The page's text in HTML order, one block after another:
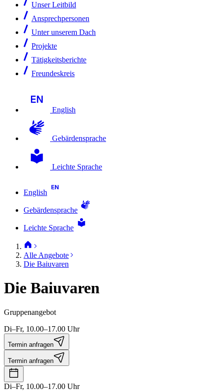
Unser Leitbild
Ansprechpersonen
Unter unserem Dach
Projekte
Tätigkeitsberichte
Freundeskreis
English
Gebärdensprache
Leichte Sprache
English
Gebärdensprache
Leichte Sprache
Alle Angebote
Die Baiuvaren
Die Baiuvaren
Gruppenangebot
Di–Fr, 10.00–17.00 Uhr
Termin anfragen
Termin anfragen
Di–Fr, 10.00–17.00 Uhr